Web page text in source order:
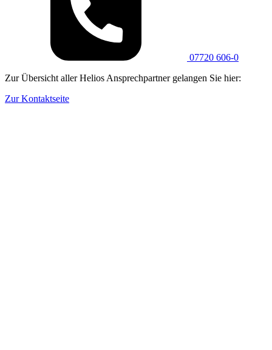
07720 606-0
Zur Übersicht aller Helios Ansprechpartner gelangen Sie hier:
Zur Kontaktseite